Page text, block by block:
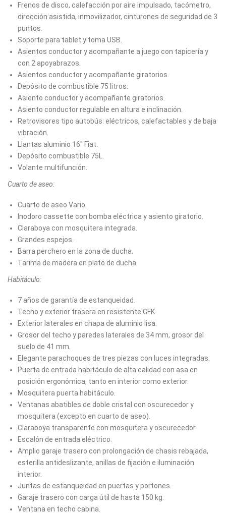
Frenos de disco, calefacción por aire impulsado, tacómetro,
dirección asistida, inmovilizador, cinturones de seguridad de 3
puntos.
Soporte para tablet y toma USB.
Asientos conductor y acompañante a juego con tapicería y
con 2 apoyabrazos.
Asientos conductor y acompañante giratorios.
Depósito de combustible 75 litros.
Asiento conductor y acompañante giratorios.
Asiento conductor regulable en altura e inclinación.
Retrovisores tipo autobús: eléctricos, calefactables y de baja
vibración.
Llantas aluminio 16" Fiat.
Depósito combustible 75L.
Volante multifunción.
Cuarto de aseo:
Cuarto de aseo Vario.
Inodoro cassette con bomba eléctrica y asiento giratorio.
Claraboya con mosquitera integrada.
Grandes espejos.
Barra perchero en la zona de ducha.
Tarima de madera en plato de ducha.
Habitáculo:
7 años de garantía de estanqueidad.
Techo y exterior trasera en resistente GFK.
Exterior laterales en chapa de aluminio lisa.
Grosor del techo y paredes laterales de 34 mm, grosor del
suelo de 41 mm.
Elegante parachoques de tres piezas con luces integradas.
Puerta de entrada habitáculo de alta calidad con asa en
posición ergonómica, tanto en interior como exterior.
Mosquitera puerta habitáculo.
Ventanas abatibles de doble cristal con oscurecedor y
mosquitera (excepto en cuarto de aseo).
Claraboya transparente con mosquitera y oscurecedor.
Escalón de entrada eléctrico.
Amplio garaje trasero con prolongación de chasis rebajada,
esterilla antideslizante, anillas de fijación e iluminación
interior.
Juntas de estanqueidad en puertas y portones.
Garaje trasero con carga útil de hasta 150 kg.
Ventana en techo cabina.